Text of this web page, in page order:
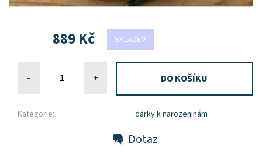
SKLADEM
889 Kč
- +
Kategorie: dárky k narozeninám
Dotaz